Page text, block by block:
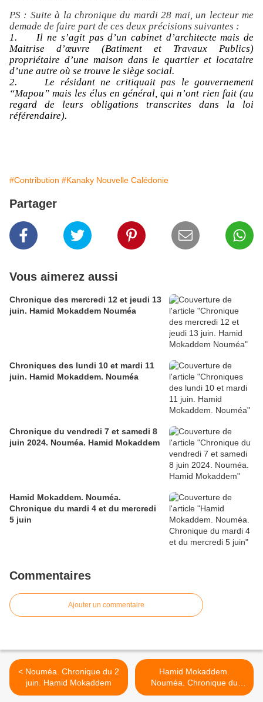
PS : Suite à la chronique du mardi 28 mai, un lecteur me
demade de faire part de ces deux précisions suivantes :
1. Il ne s’agit pas d’un cabinet d’architecte mais de
Maitrise d’œuvre (Batiment et Travaux Publics)
propriétaire d’une maison dans le quartier et locataire
d’une autre où se trouve le siège social.
2. Le résidant ne critiquait pas le gouvernement
“Mapou” mais les élus en général, qui n’ont rien fait (au
regard de leurs obligations transcrites dans la loi
référendaire).
#Contribution #Kanaky Nouvelle Calédonie
Partager
Vous aimerez aussi
Chronique des mercredi 12 et jeudi 13
juin. Hamid Mokaddem Nouméa
Chroniques des lundi 10 et mardi 11
juin. Hamid Mokaddem. Nouméa
Chronique du vendredi 7 et samedi 8
juin 2024. Nouméa. Hamid Mokaddem
Hamid Mokaddem. Nouméa.
Chronique du mardi 4 et du mercredi
5 juin
Commentaires
Ajouter un commentaire
< Nouméa. Chronique du 2
juin. Hamid Mokaddem
Hamid Mokaddem.
Nouméa. Chronique du
mardi 4 et du mercredi 5